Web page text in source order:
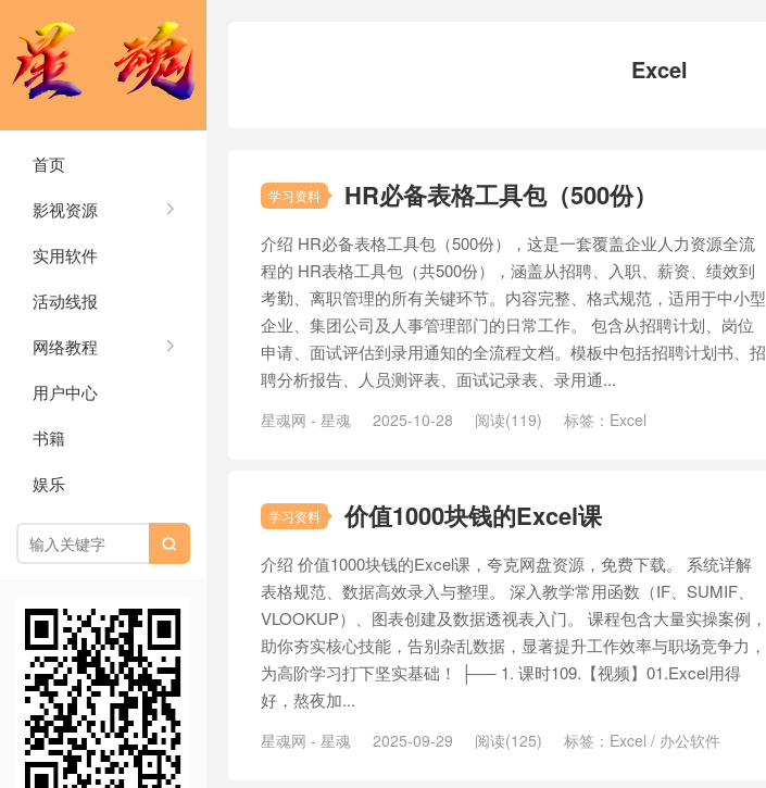
首页
影视资源
实用软件
活动线报
网络教程
用户中心
书籍
娱乐

Excel
学习资料 HR必备表格工具包（500份）
介绍 HR必备表格工具包（500份），这是一套覆盖企业人力资源全流
程的 HR表格工具包（共500份），涵盖从招聘、入职、薪资、绩效到
考勤、离职管理的所有关键环节。内容完整、格式规范，适用于中小型
企业、集团公司及人事管理部门的日常工作。 包含从招聘计划、岗位
申请、面试评估到录用通知的全流程文档。模板中包括招聘计划书、招
聘分析报告、人员测评表、面试记录表、录用通...
星魂网 - 星魂 2025-10-28 阅读(119) 标签： Excel
学习资料 价值1000块钱的Excel课
介绍 价值1000块钱的Excel课，夸克网盘资源，免费下载。 系统详解
表格规范、数据高效录入与整理。 深入教学常用函数（IF、SUMIF、
VLOOKUP）、图表创建及数据透视表入门。 课程包含大量实操案例，
助你夯实核心技能，告别杂乱数据，显著提升工作效率与职场竞争力，
为高阶学习打下坚实基础！ ├── 1. 课时109.【视频】01.Excel用得
好，熬夜加...
星魂网 - 星魂 2025-09-29 阅读(125) 标签： Excel / 办公软件